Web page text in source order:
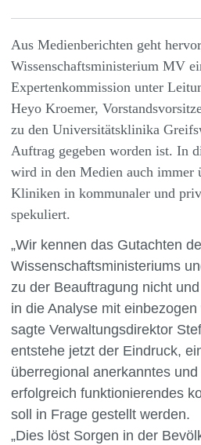
Aus Medienberichten geht
Wissenschaftsministerium MV
Expertenkommission unter
Heyo Kroemer,
zu den Universitätsklinika
Auftrag gegeben worden ist. In
wird in den Medien auch immer
Kliniken in kommunaler und
spekuliert.
„Wir kennen das Gutachten
Wissenschaftsministeriums
zu der Beauftragung nicht
in die Analyse mit einbezogen
sagte Verwaltungsdirektor
entstehe jetzt der Eindruck,
überregional anerkanntes
erfolgreich funktionierendes
soll in Frage gestellt werden.
„Dies löst Sorgen in der